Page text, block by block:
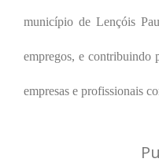
município de Lençóis
empregos, e contribuindo
empresas e profissionais